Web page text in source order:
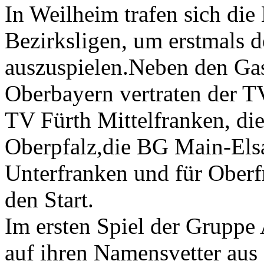
In Weilheim trafen sich die
Bezirksligen, um erstmals
auszuspielen.Neben den
Oberbayern vertraten der
TV Fürth Mittelfranken,
Oberpfalz,die BG Main-
Unterfranken und für
den Start.
Im ersten Spiel der
auf ihren Namensvetter